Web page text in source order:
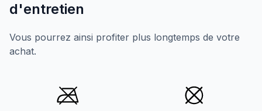
d'entretien
Vous pourrez ainsi profiter plus longtemps de votre
achat.